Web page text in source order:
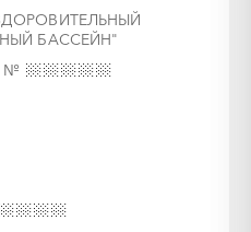
БАССЕЙН"
№